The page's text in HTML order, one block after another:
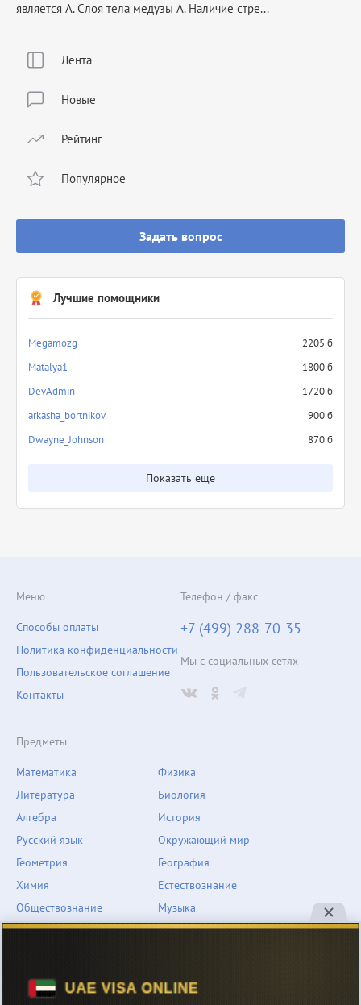
Лента
Новые
Рейтинг
Популярное
Задать вопрос
Лучшие помощники
Megamozg
2205 б
Matalya1
1800 б
DevAdmin
1720 б
arkasha_bortnikov
900 б
Dwayne_Johnson
870 б
Показать еще
является А. Слоя тела медузы А. Наличие стре...
Предметы
Математика
Литература
Алгебра
Русский язык
Геометрия
Химия
Физика
Биология
История
Окружающий мир
География
Естествознание
Обществознание
Английский язык
Информатика
Музыка
ОБЖ
Меню
Способы оплаты
Политика конфиденциальности
Пользовательское соглашение
Контакты
Телефон / факс
+7 (499) 288-70-35
Мы с социальных сетях